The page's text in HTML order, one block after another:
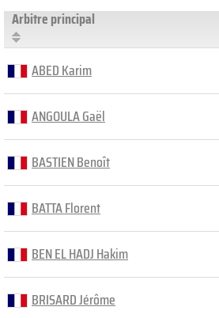
Arbitre principal
ABED Karim
ANGOULA Gaël
BASTIEN Benoît
BATTA Florent
BEN EL HADJ Hakim
BRISARD Jérôme